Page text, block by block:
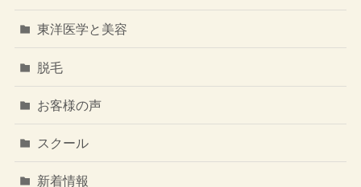
東洋医学と美容
脱毛
お客様の声
スクール
新着情報